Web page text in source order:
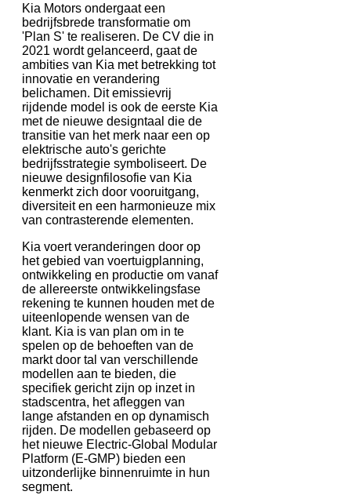
Kia Motors ondergaat een
bedrijfsbrede transformatie om
'Plan S' te realiseren. De CV die in
2021 wordt gelanceerd, gaat de
ambities van Kia met betrekking tot
innovatie en verandering
belichamen. Dit emissievrij
rijdende model is ook de eerste Kia
met de nieuwe designtaal die de
transitie van het merk naar een op
elektrische auto's gerichte
bedrijfsstrategie symboliseert. De
nieuwe designfilosofie van Kia
kenmerkt zich door vooruitgang,
diversiteit en een harmonieuze mix
van contrasterende elementen.
Kia voert veranderingen door op
het gebied van voertuigplanning,
ontwikkeling en productie om vanaf
de allereerste ontwikkelingsfase
rekening te kunnen houden met de
uiteenlopende wensen van de
klant. Kia is van plan om in te
spelen op de behoeften van de
markt door tal van verschillende
modellen aan te bieden, die
specifiek gericht zijn op inzet in
stadscentra, het afleggen van
lange afstanden en op dynamisch
rijden. De modellen gebaseerd op
het nieuwe Electric-Global Modular
Platform (E-GMP) bieden een
uitzonderlijke binnenruimte in hun
segment.